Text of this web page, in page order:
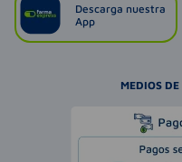
Descarga nuestra
App
MEDIOS